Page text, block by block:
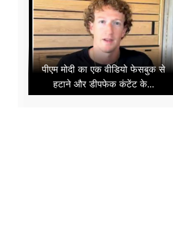
पीएम मोदी का एक वीडियो फेसबुक से
हटाने और डीपफेक कंटेंट के...